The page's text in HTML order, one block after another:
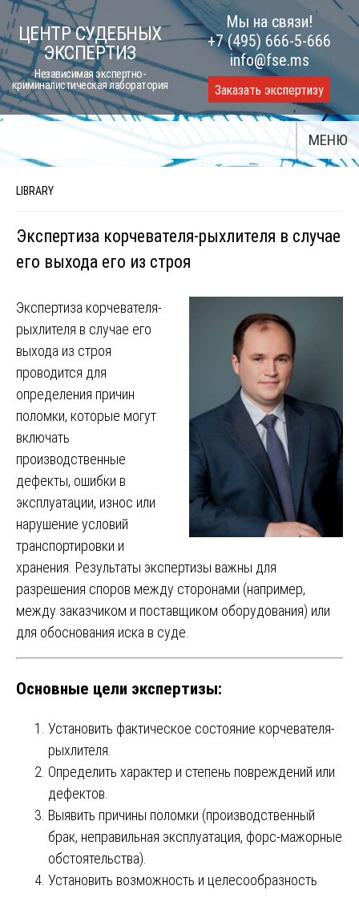
Skip
to
content
ЦЕНТР СУДЕБНЫХ
ЭКСПЕРТИЗ
Независимая экспертно-
криминалистическая лаборатория
Мы на связи!
+7 (495) 666-5-666
info@fse.ms
Заказать экспертизу
МЕНЮ
LIBRARY
Экспертиза корчевателя-рыхлителя в случае
его выхода его из строя
Экспертиза корчевателя-
рыхлителя в случае его
выхода из строя
проводится для
определения причин
поломки, которые могут
включать
производственные
дефекты, ошибки в
эксплуатации, износ или
нарушение условий
транспортировки и
хранения. Результаты экспертизы важны для
разрешения споров между сторонами (например,
между заказчиком и поставщиком оборудования) или
для обоснования иска в суде.
Основные цели экспертизы:
Установить фактическое состояние корчевателя-
рыхлителя.
Определить характер и степень повреждений или
дефектов.
Выявить причины поломки (производственный
брак, неправильная эксплуатация, форс-мажорные
обстоятельства).
Установить возможность и целесообразность